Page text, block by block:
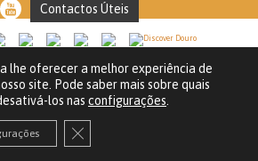
Contactos Úteis
© 2020
lhe oferecer a melhor experiência de
site. Pode saber mais sobre quais
los nas configurações
Close GDPR Cookie Banner